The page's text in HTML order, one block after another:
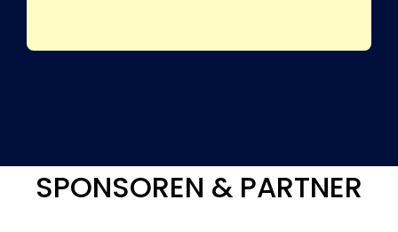
SPONSOREN & PARTNER